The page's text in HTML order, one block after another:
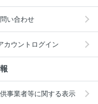
い合わせ
カウントログイン
事業者等に関する表示